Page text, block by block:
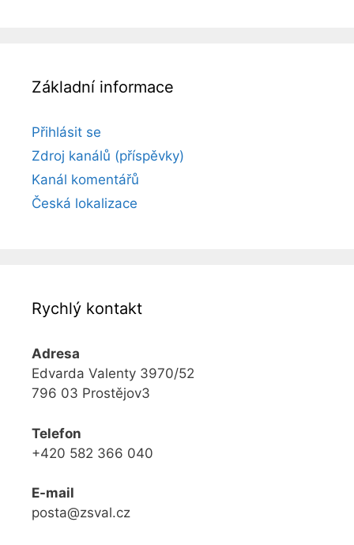
Základní informace
Přihlásit se
Zdroj kanálů (příspěvky)
Kanál komentářů
Česká lokalizace
Rychlý kontakt
Adresa
Edvarda Valenty 3970/52
796 03 Prostějov3
Telefon
+420 582 366 040
E-mail
posta@zsval.cz